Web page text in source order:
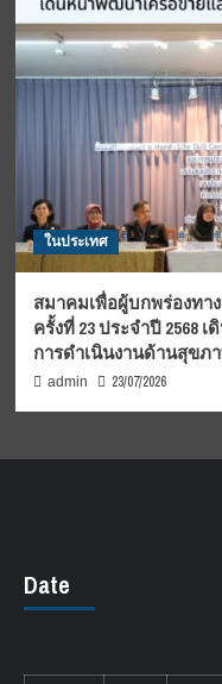
ในประเทศ
สมาคมเพื่อผู้บกพร่องท
ครั้งที่ 23 ประจำปี 2568
การดำเนินงานด้านสุขภ
admin 23/07/2026
Date